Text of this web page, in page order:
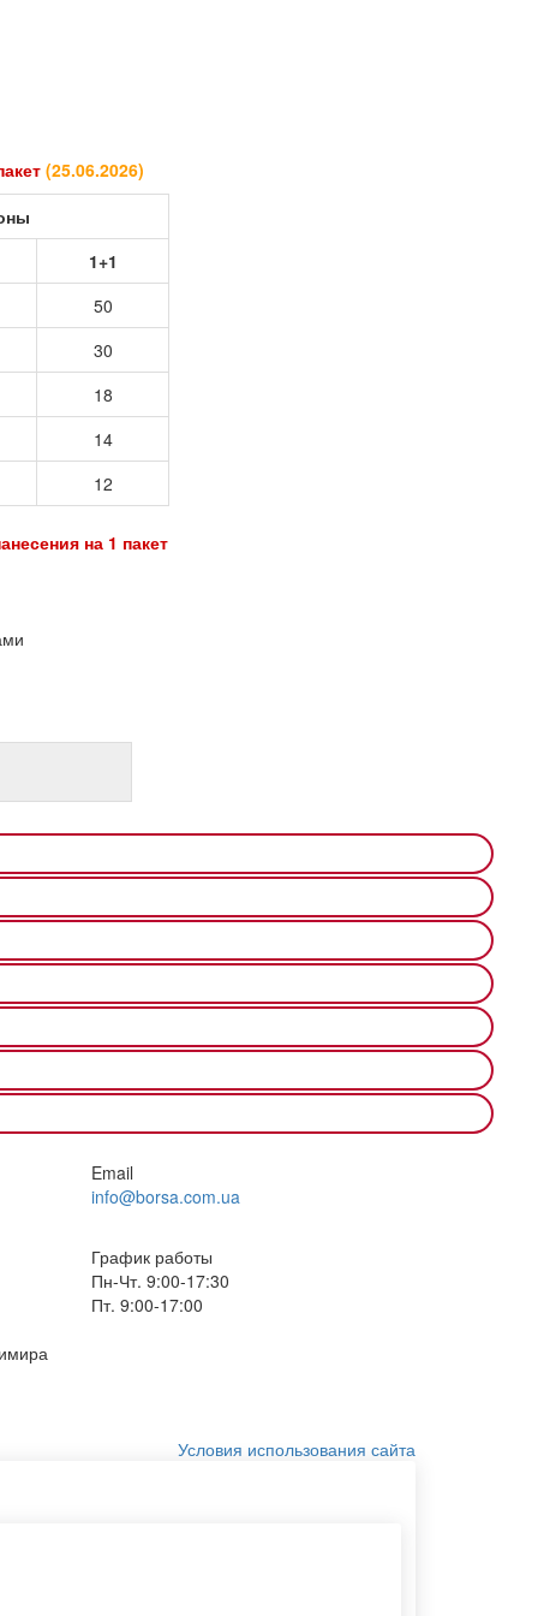
(25.06.2026)
1+1
50
30
18
14
12
на 1 пакет
Email
info@borsa.com.ua
График работы
Пн-Чт. 9:00-17:30
Пт. 9:00-17:00
Условия использования сайта